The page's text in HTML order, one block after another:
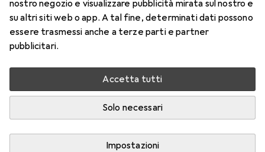
nostro negozio e visualizzare pubblicità mirata sul nostro e
su altri siti web o app. A tal fine, determinati dati possono
essere trasmessi anche a terze parti e partner
pubblicitari.
Accetta tutti
Solo necessari
Impostazioni
Prezzo in EUR IVA incl.
Consegna tra lun, 17/8 e mer, 19/8
Più di 10 pezzi in stock presso il fornitore
Aggiungi al carrello